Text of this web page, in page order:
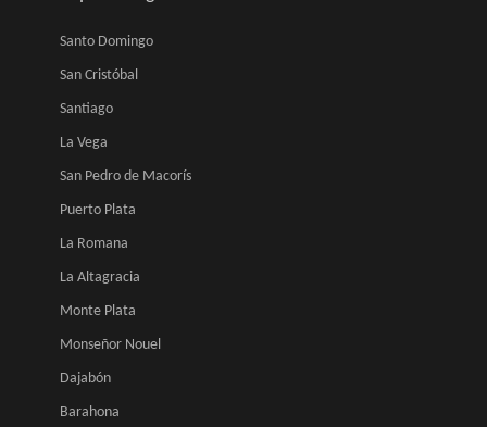
Santo Domingo
San Cristóbal
Santiago
La Vega
San Pedro de Macorís
Puerto Plata
La Romana
La Altagracia
Monte Plata
Monseñor Nouel
Dajabón
Barahona